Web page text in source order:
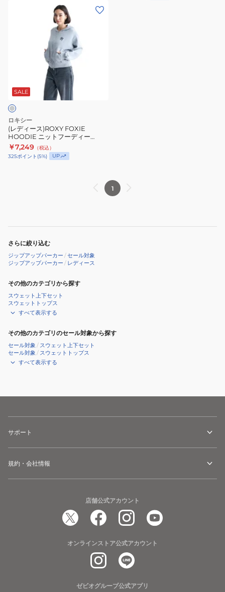
ラ
丈
短
め
26SP
RZP261074
ニ
ッ
ト
フ
ー
デ
SALE
ロキシー
(レディース)ROXY FOXIE
HOODIE ニットフーディー
24FWRSR244025GRY
￥7,249 （税込）
325ポイント (5%) UP
1
さらに絞り込む
ジップアップパーカー /セール対象
ジップアップパーカー / レディース
その他のカテゴリから探す
スウェット上下セット
スウェットトップス
すべて表示する
その他のカテゴリのセール対象から探す
セール対象 / スウェット上下セット
セール対象 / スウェットトップス
すべて表示する
サポート
規約・会社情報
店舗公式アカウント
オンラインストア公式アカウント
ゼビオグループ公式アプリ